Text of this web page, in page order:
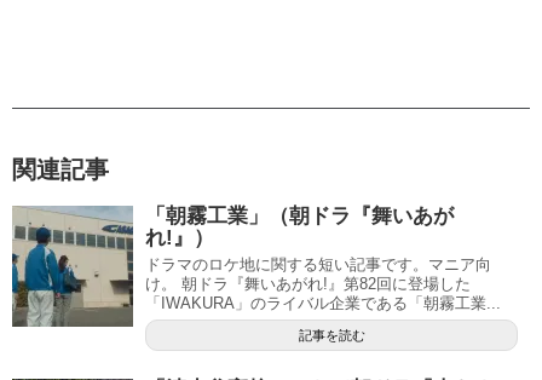
関連記事
「朝霧工業」（朝ドラ『舞いあが
れ!』）
ドラマのロケ地に関する短い記事です。マニア向
け。 朝ドラ『舞いあがれ!』第82回に登場した
「IWAKURA」のライバル企業である「朝霧工業...
記事を読む